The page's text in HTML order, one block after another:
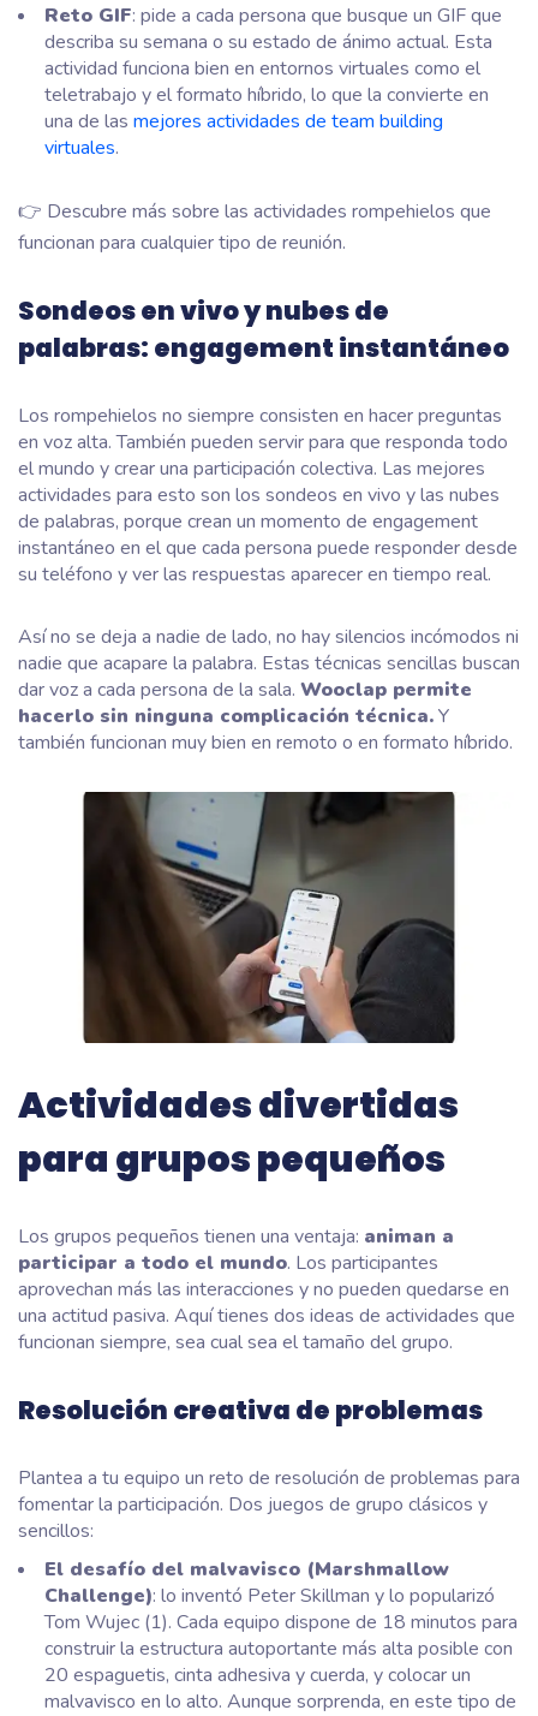
Reto GIF: pide a cada persona que busque un GIF que
describa su semana o su estado de ánimo actual. Esta
actividad funciona bien en entornos virtuales como el
teletrabajo y el formato híbrido, lo que la convierte en
una de las mejores actividades de team building
virtuales.
👉 Descubre más sobre las actividades rompehielos que
funcionan para cualquier tipo de reunión.
Sondeos en vivo y nubes de
palabras: engagement instantáneo
Los rompehielos no siempre consisten en hacer preguntas
en voz alta. También pueden servir para que responda todo
el mundo y crear una participación colectiva. Las mejores
actividades para esto son los sondeos en vivo y las nubes
de palabras, porque crean un momento de engagement
instantáneo en el que cada persona puede responder desde
su teléfono y ver las respuestas aparecer en tiempo real.
Así no se deja a nadie de lado, no hay silencios incómodos ni
nadie que acapare la palabra. Estas técnicas sencillas buscan
dar voz a cada persona de la sala. Wooclap permite
hacerlo sin ninguna complicación técnica.Y
también funcionan muy bien en remoto o en formato híbrido.
Actividades divertidas
para grupos pequeños
Los grupos pequeños tienen una ventaja: animan a
participar a todo el mundo. Los participantes
aprovechan más las interacciones y no pueden quedarse en
una actitud pasiva. Aquí tienes dos ideas de actividades que
funcionan siempre, sea cual sea el tamaño del grupo.
Resolución creativa de problemas
Plantea a tu equipo un reto de resolución de problemas para
fomentar la participación. Dos juegos de grupo clásicos y
sencillos:
El desafío del malvavisco (Marshmallow
Challenge): lo inventó Peter Skillman y lo popularizó
Tom Wujec (1). Cada equipo dispone de 18 minutos para
construir la estructura autoportante más alta posible con
20 espaguetis, cinta adhesiva y cuerda, y colocar un
malvavisco en lo alto. Aunque sorprenda, en este tipo de